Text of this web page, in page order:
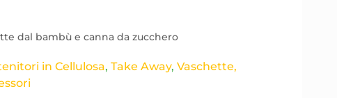
dal bambù e canna da zucchero
in Cellulosa,Take Away,Vaschette,